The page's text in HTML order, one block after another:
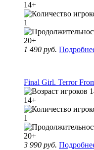
14+
1
20+
1 490 руб.
Final Girl. Terror
14+
1
20+
3 990 руб.